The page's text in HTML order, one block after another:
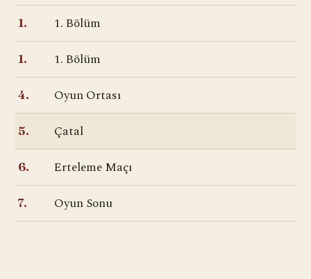
1. 1. Bölüm
1. 1. Bölüm
4. Oyun Ortası
5. Çatal
6. Erteleme Maçı
7. Oyun Sonu